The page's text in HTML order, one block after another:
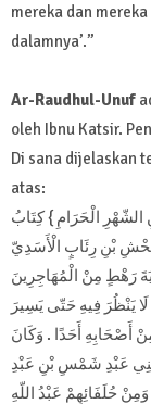
mereka dan
dalamnya’.”
Ar-Raudhul-Unuf
oleh Ibnu Katsir.
Di sana dijelaskan
atas:
الْحَرَامِ } كِتَابُ
بْنِ رِئَابٍ الْأَسَدِيّ
رَهْطٍ مِنْ الْمُهَاجِرِينَ
يَنْظُرَ فِيهِ حَتّى يَسِيرَ
أَصْحَابِهِ أَحَدًا . وَكَانَ
عَبْدِ شَمْسِ بْنِ عَبْدِ
حُلَفَائِهِمْ عَبْدُ اللّهِ